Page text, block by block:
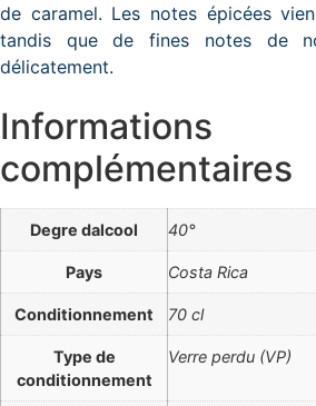
de caramel. Les notes épicées
tandis que de fines notes de
délicatement.
Informations
complémentaires
Degre dalcool 40°
Pays Costa Rica
Conditionnement 70 cl
Type de
conditionnement
Verre perdu (VP)